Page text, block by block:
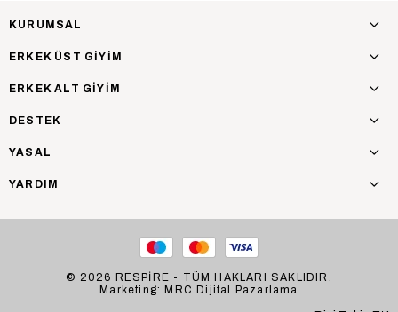
KURUMSAL
ERKEK ÜST GİYİM
ERKEK ALT GİYİM
DESTEK
YASAL
YARDIM
© 2026 RESPİRE - TÜM HAKLARI SAKLIDIR.
Marketing: MRC Dijital Pazarlama